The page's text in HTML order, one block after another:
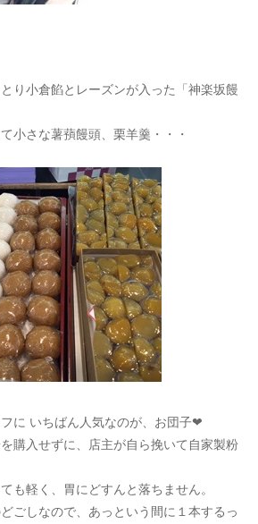
り小倉餡とレーズンが入った「神楽坂饅
小さな薯蕷饅頭、栗羊羹・・・
に いちばん人気なのが、お団子❤
購入せずに、店主が自ら挽いて自家製粉
も軽く、胃にどすんと落ちません。
ごしなので、あっという間に１本するっ